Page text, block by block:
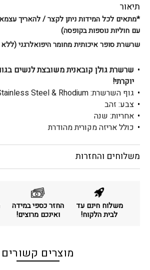
תיאור
*מתאים לכל המידות ניתן לקצר / להאריך
עם חוליות נוספות בקופסה)
שרשרת סופר איכותית מחומר היפואלרגני (ללא
שרשרת גולן קובאנית משובצת לנשים
יוקרתי!
גוף השרשרת: Stainless Steel & Rhodium
צבע: זהב
אחריות: שנה
כולל אריזה מקורית מהודרת
משלוחים והחזרות
משלוח חינם עד
לבית הלקוח!
החזר כספי במידה
ואינכם מרוצים!
מוצרים קשורים